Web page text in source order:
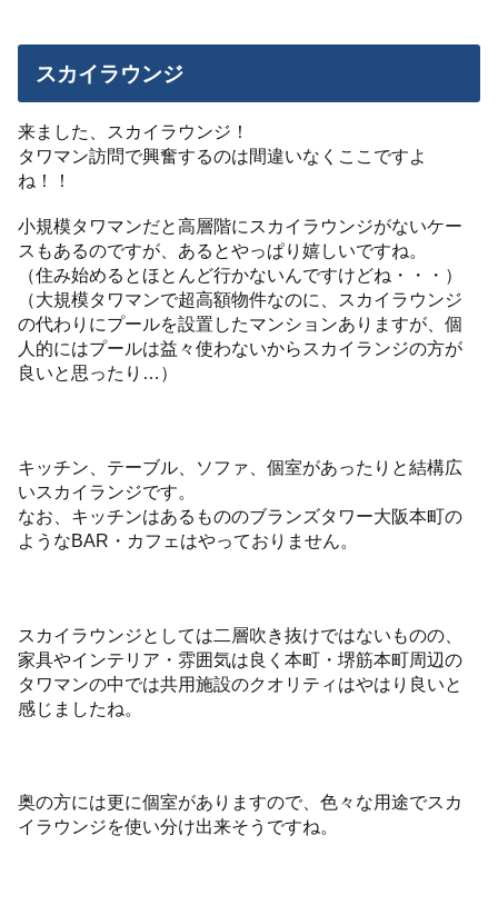
スカイラウンジ
来ました、スカイラウンジ！
タワマン訪問で興奮するのは間違いなくここですよ
ね！！
小規模タワマンだと高層階にスカイラウンジがないケー
スもあるのですが、あるとやっぱり嬉しいですね。
（住み始めるとほとんど行かないんですけどね・・・）
（大規模タワマンで超高額物件なのに、スカイラウンジ
の代わりにプールを設置したマンションありますが、個
人的にはプールは益々使わないからスカイランジの方が
良いと思ったり…）
キッチン、テーブル、ソファ、個室があったりと結構広
いスカイランジです。
なお、キッチンはあるもののブランズタワー大阪本町の
ようなBAR・カフェはやっておりません。
スカイラウンジとしては二層吹き抜けではないものの、
家具やインテリア・雰囲気は良く本町・堺筋本町周辺の
タワマンの中では共用施設のクオリティはやはり良いと
感じましたね。
奥の方には更に個室がありますので、色々な用途でスカ
イラウンジを使い分け出来そうですね。